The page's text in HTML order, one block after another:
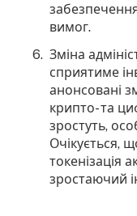
вимог.
Зміна
сприятиме
анонсовані
крипто- та
зростуть,
Очікується,
токенізація
зростаючий